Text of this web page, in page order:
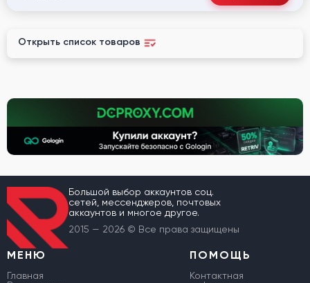
Открыть список товаров
Большой выбор аккаунтов соц.
сетей, мессенджеров, почтовых
аккаунтов и многое другое.
2015 — 2026 © Все права защищены
МЕНЮ
Главная
ПОМОЩЬ
Контактная